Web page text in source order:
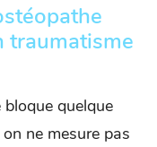
traumatisme
quelque
ne mesure pas